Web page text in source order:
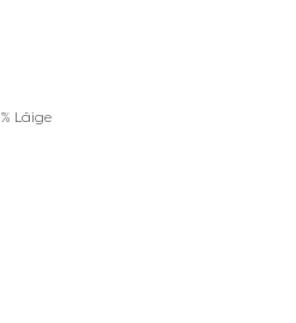
Läige